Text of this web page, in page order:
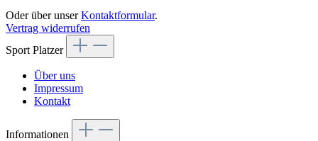
Oder über unserKontaktformular.
Vertrag widerrufen
Sport Platzer
Über uns
Impressum
Kontakt
Informationen